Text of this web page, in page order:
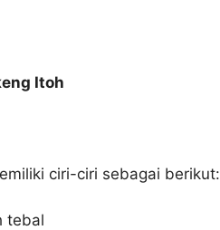
Itoh
ciri-ciri sebagai berikut:
tebal